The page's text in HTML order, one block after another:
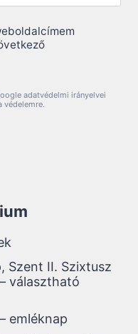
adatvédelmi irányelvei
védelemre.
Szent II. Szixtusz
választható
emléknap